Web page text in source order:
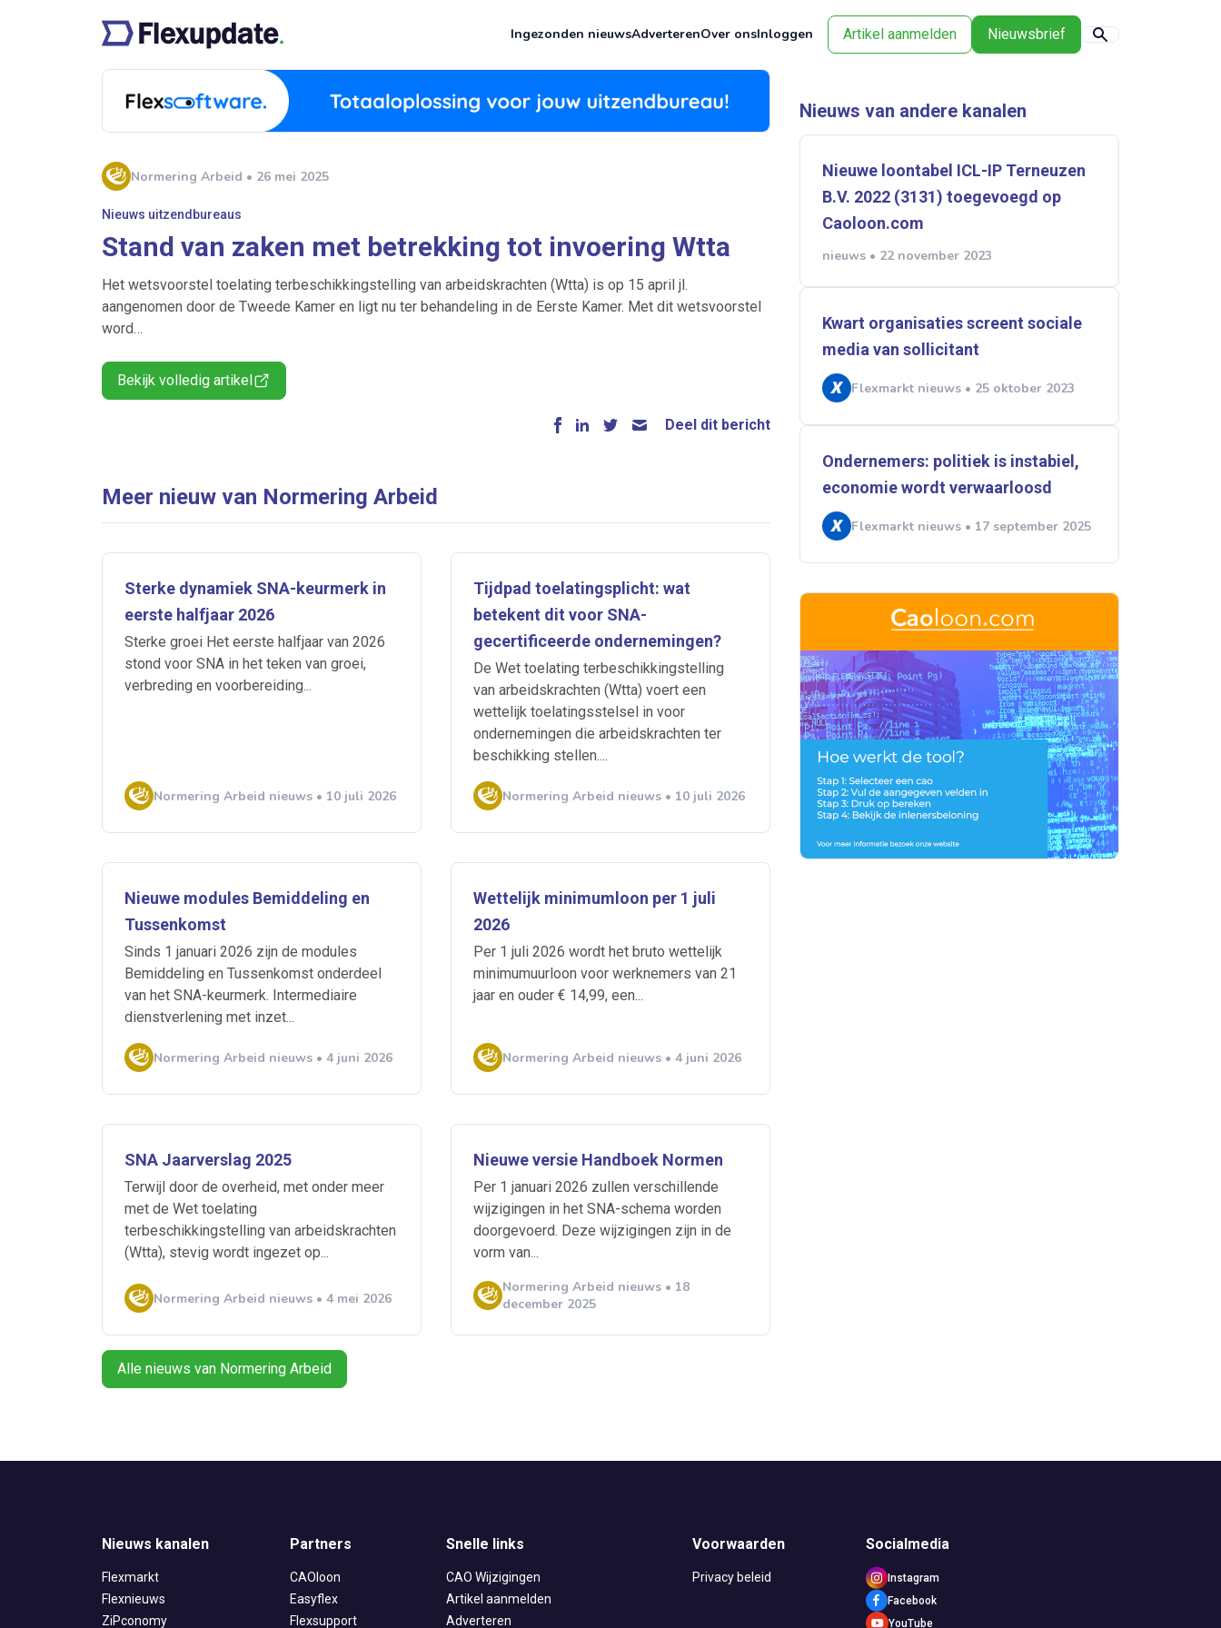
Ingezonden nieuwsAdverterenOver onsInloggen Artikel aanmelden Nieuwsbrief
Normering Arbeid • 26 mei 2025
Nieuws uitzendbureaus
Stand van zaken met betrekking tot invoering Wtta
Het wetsvoorstel toelating terbeschikkingstelling van arbeidskrachten (Wtta) is op 15 april jl.
aangenomen door de Tweede Kamer en ligt nu ter behandeling in de Eerste Kamer. Met dit wetsvoorstel
word…
Bekijk volledig artikel
Deel dit bericht
Meer nieuw van Normering Arbeid
Sterke dynamiek SNA-keurmerk in
eerste halfjaar 2026
Sterke groei Het eerste halfjaar van 2026
stond voor SNA in het teken van groei,
verbreding en voorbereiding...
Normering Arbeid nieuws • 10 juli 2026
Tijdpad toelatingsplicht: wat
betekent dit voor SNA-
gecertificeerde ondernemingen?
De Wet toelating terbeschikkingstelling
van arbeidskrachten (Wtta) voert een
wettelijk toelatingsstelsel in voor
ondernemingen die arbeidskrachten ter
beschikking stellen....
Normering Arbeid nieuws • 10 juli 2026
Nieuwe modules Bemiddeling en
Tussenkomst
Sinds 1 januari 2026 zijn de modules
Bemiddeling en Tussenkomst onderdeel
van het SNA-keurmerk. Intermediaire
dienstverlening met inzet...
Normering Arbeid nieuws • 4 juni 2026
Wettelijk minimumloon per 1 juli
2026
Per 1 juli 2026 wordt het bruto wettelijk
minimumuurloon voor werknemers van 21
jaar en ouder € 14,99, een...
Normering Arbeid nieuws • 4 juni 2026
SNA Jaarverslag 2025
Terwijl door de overheid, met onder meer
met de Wet toelating
terbeschikkingstelling van arbeidskrachten
(Wtta), stevig wordt ingezet op...
Normering Arbeid nieuws • 4 mei 2026
Nieuwe versie Handboek Normen
Per 1 januari 2026 zullen verschillende
wijzigingen in het SNA-schema worden
doorgevoerd. Deze wijzigingen zijn in de
vorm van...
Normering Arbeid nieuws • 18
december 2025
Alle nieuws van Normering Arbeid
Nieuws van andere kanalen
Nieuwe loontabel ICL-IP Terneuzen
B.V. 2022 (3131) toegevoegd op
Caoloon.com
nieuws • 22 november 2023
Kwart organisaties screent sociale
media van sollicitant
Flexmarkt nieuws • 25 oktober 2023
Ondernemers: politiek is instabiel,
economie wordt verwaarloosd
Flexmarkt nieuws • 17 september 2025
Ontvang vacatures direct in je mailbox
Alerts ontvangen
Nieuws kanalen
Flexmarkt
Flexnieuws
ZiPconomy
Partners
CAOloon
Easyflex
Flexsupport
Snelle links
CAO Wijzigingen
Artikel aanmelden
Adverteren
Voorwaarden
Privacy beleid
Socialmedia
Instagram
Facebook
YouTube
Bureau Cicero
Normering Arbeid
ZiPconomy